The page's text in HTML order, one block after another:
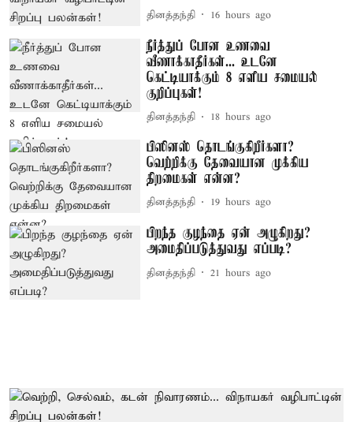
தினத்தந்தி 16 hours ago
நீர்த்துப் போன உணவை
வீணாக்காதீர்கள்... உடனே
கெட்டியாக்கும் 8 எளிய சமையல்
குறிப்புகள்!
தினத்தந்தி 18 hours ago
பிஸினஸ் தொடங்குகிறீர்களா?
வெற்றிக்கு தேவையான முக்கிய
திறமைகள் என்ன?
தினத்தந்தி 19 hours ago
பிறந்த குழந்தை ஏன் அழுகிறது?
அமைதிப்படுத்துவது எப்படி?
தினத்தந்தி 21 hours ago